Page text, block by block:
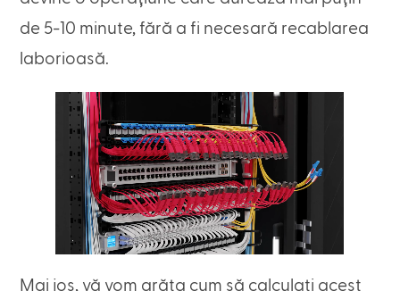
de 5-10 minute, fără a fi necesară recablarea
laborioasă.
Mai jos, vă vom arăta cum să calculați acest